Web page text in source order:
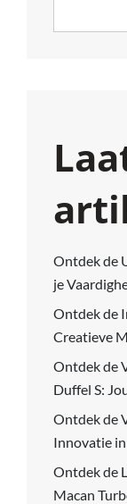
Ontdek de
je
Ontdek de
Creatieve
Ontdek de
Duffel S:
Ontdek de
Innovatie
Ontdek de
Macan